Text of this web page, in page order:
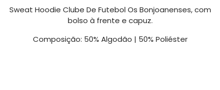
Sweat Hoodie Clube De Futebol Os Bonjoanenses, com
bolso à frente e capuz.
Composição: 50% Algodão | 50% Poliéster